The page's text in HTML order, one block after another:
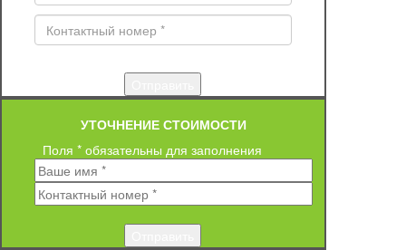
УТОЧНЕНИЕ СТОИМОСТИ
Поля * обязательны для заполнения